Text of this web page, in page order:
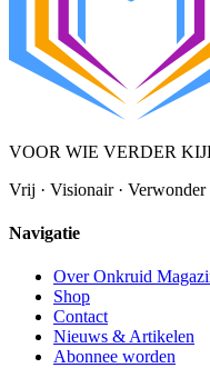
VOOR WIE VERDER
Vrij · Visionair · Verwonder
Navigatie
Over Onkruid
Shop
Contact
Nieuws & Artikelen
Abonnee worden